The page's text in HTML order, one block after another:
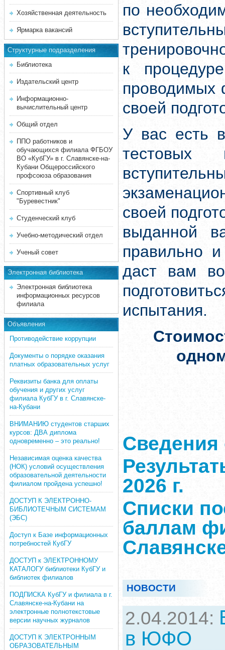
Хозяйственная деятельность
Ярмарка вакансий
Структурные подразделения
Библиотека
Издательский центр
Информационно-
вычислительный центр
Общий отдел
ППО работников и
обучающихся филиала ФГБОУ
ВО «КубГУ» в г. Славянске-на-
Кубани Общероссийского
профсоюза образования
Спортивный клуб
"Буревестник"
Студенческий клуб
Учебно-методический отдел
Ученый совет
Электронная библиотека
Электронная библиотека
информационных ресурсов
филиала
Объявления
Противодействие коррупции
Документы о порядке оказания
платных образовательных услуг
Реквизиты банка для оплаты
обучения и других услуг
филиала КубГУ в г. Славянске-
на-Кубани
ВНИМАНИЮ студентов старших
курсов: ДВА диплома
одновременно – это реально!
Независимая оценка качества
(НОК) условий осуществления
образовательной деятельности
филиалом пройдена успешно!
ДОСТУП К ЭЛЕКТРОННО-
БИБЛИОТЕЧНЫМ СИСТЕМАМ
(ЭБС)
Доступ к Базе информационных
потребностей КубГУ
ДОСТУП к ЭЛЕКТРОННОМУ
КАТАЛОГУ библиотеки КубГУ и
библиотек филиалов
ПОДПИСКА КубГУ и филиала в г.
Славянске-на-Кубани на
электронные полнотекстовые
версии научных журналов
ДОСТУП К ЭЛЕКТРОННЫМ
ОБРАЗОВАТЕЛЬНЫМ
по
к
проводимых
своей
У вас есть
тестовых
своей
выданной
правильно
даст вам
испытания.
Сведения
2026 г.
Списки
баллам
НОВОСТИ
2.04.2014:
в ЮФО